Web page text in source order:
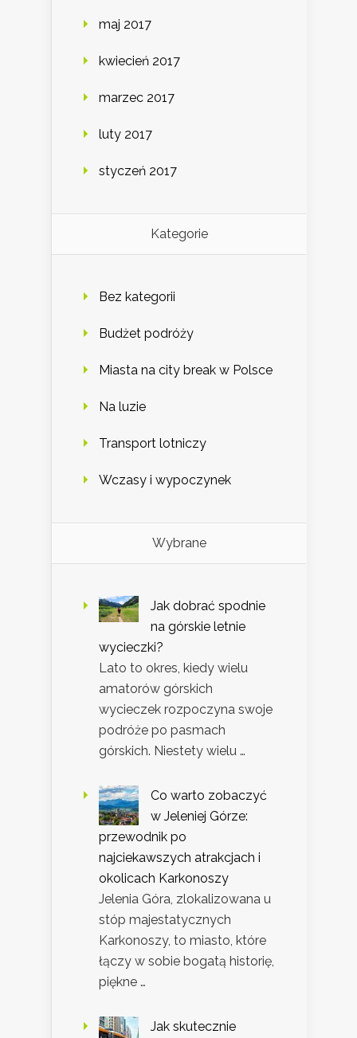
maj 2017
kwiecień 2017
marzec 2017
luty 2017
styczeń 2017
Kategorie
Bez kategorii
Budżet podróży
Miasta na city break w Polsce
Na luzie
Transport lotniczy
Wczasy i wypoczynek
Wybrane
Jak dobrać spodnie
na górskie letnie
wycieczki?
Lato to okres, kiedy wielu
amatorów górskich
wycieczek rozpoczyna swoje
podróże po pasmach
górskich. Niestety wielu …
Co warto zobaczyć
w Jeleniej Górze:
przewodnik po
najciekawszych atrakcjach i
okolicach Karkonoszy
Jelenia Góra, zlokalizowana u
stóp majestatycznych
Karkonoszy, to miasto, które
łączy w sobie bogatą historię,
piękne …
Jak skutecznie